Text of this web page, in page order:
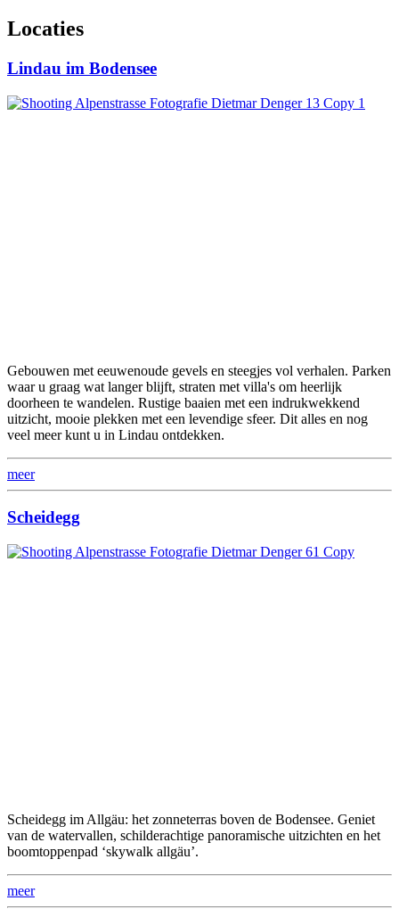
Locaties
Lindau im Bodensee
Gebouwen met eeuwenoude gevels en steegjes vol verhalen. Parken
waar u graag wat langer blijft, straten met villa's om heerlijk
doorheen te wandelen. Rustige baaien met een indrukwekkend
uitzicht, mooie plekken met een levendige sfeer. Dit alles en nog
veel meer kunt u in Lindau ontdekken.
meer
Scheidegg
Scheidegg im Allgäu: het zonneterras boven de Bodensee. Geniet
van de watervallen, schilderachtige panoramische uitzichten en het
boomtoppenpad ‘skywalk allgäu’.
meer